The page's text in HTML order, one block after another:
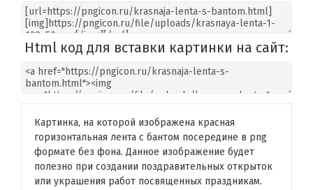
Html код для вставки картинки на сайт:
Картинка, на которой изображена красная
горизонтальная лента с бантом посередине в png
формате без фона. Данное изображение будет
полезно при создании поздравительных открыток
или украшения работ посвященных праздникам.